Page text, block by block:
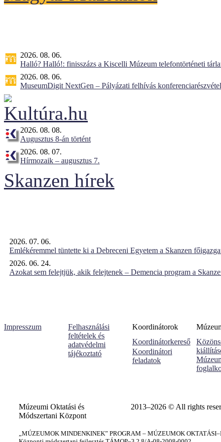
2026. 08. 06.
Halló? Halló!: finisszázs a Kiscelli Múzeum telefontörténeti
2026. 08. 06.
MuseumDigit NextGen – Pályázati felhívás
2026. 08. 08.
Augusztus 8-án történt
2026. 08. 07.
Hírmozaik – augusztus 7.
Skanzen hírek
2026. 07. 06.
Emlékéremmel tüntette ki a Debreceni Egyetem a Skanzen
2026. 06. 24.
Azokat sem felejtjük, akik felejtenek – Demencia program a
Impresszum
Felhasználási
feltételek és
adatvédelmi
tájékoztató
Koordinátorok
Koordinátorkereső
Koordinátori
feladatok
Múzeumi Oktatási és
Módszertani Központ
2013–2026 © All rights
„MÚZEUMOK MINDENKINEK” PROGRAM – MÚZEUMOK